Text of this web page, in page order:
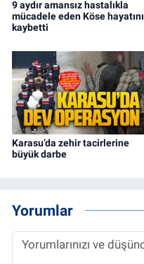
9 aydır amansız hastalıkla
mücadele eden Köse hayatını
kaybetti
Karasu’da zehir tacirlerine
büyük darbe
Yorumlar